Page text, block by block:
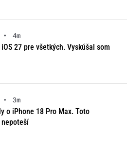
•
4m
27 pre všetkých. Vyskúšal som
•
3m
o iPhone 18 Pro Max. Toto